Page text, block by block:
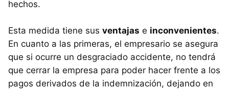
hechos.
Esta medida tiene sus ventajas e inconvenientes.
En cuanto a las primeras, el empresario se asegura
que si ocurre un desgraciado accidente, no tendrá
que cerrar la empresa para poder hacer frente a los
pagos derivados de la indemnización, dejando en